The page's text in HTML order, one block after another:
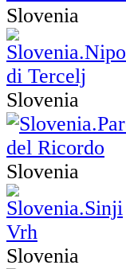
Slovenia
Slovenia
Slovenia
Slovenia